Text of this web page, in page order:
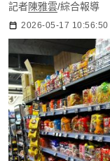
記者陳雅雲/綜合報導
2026-05-17 10:56:50